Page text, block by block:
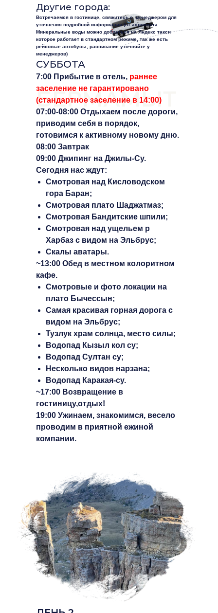
БЕРМАМЫТ
Другие города:
Встречаемся в гостинице, свяжитесь с менеджером для
уточнения подробной информации (от аэропорта
Минеральные воды можно добраться на Яндекс такси
которое работает в стандартном режиме, так же есть
рейсовые автобусы, расписание уточняйте у
менеджеров)
СУББОТА
7:00 Прибытие в отель, раннее
заселение не гарантировано
(стандартное заселение в 14:00)
‌07:00-08:00 Отдыхаем после дороги,
приводим себя в порядок,
готовимся к активному новому дню.
‌08:00 Завтрак
09:00 Джипинг на Джилы-Су.
Сегодня нас ждут:
Смотровая над Кисловодском
гора Баран;
Смотровая плато Шаджатмаз;
Смотровая Бандитские шпили;
Смотровая над ущельем р
Харбаз с видом на Эльбрус;
Скалы аватары.
~13:00 Обед в местном колоритном
кафе.
Смотровые и фото локации на
плато Бычессын;
Самая красивая горная дорога с
видом на Эльбрус;
Тузлук храм солнца, место силы;
Водопад Кызыл кол су;
Водопад Султан су;
Несколько видов нарзана;
Водопад Каракая-су.
~17:00 Возвращение в
гостиницу,отдых!
19:00 Ужинаем, знакомимся, весело
проводим в приятной ежиной
компании.